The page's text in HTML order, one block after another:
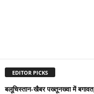
EDITOR PICKS
बलूचिस्तान-खैबर पख्तूनख्वा में